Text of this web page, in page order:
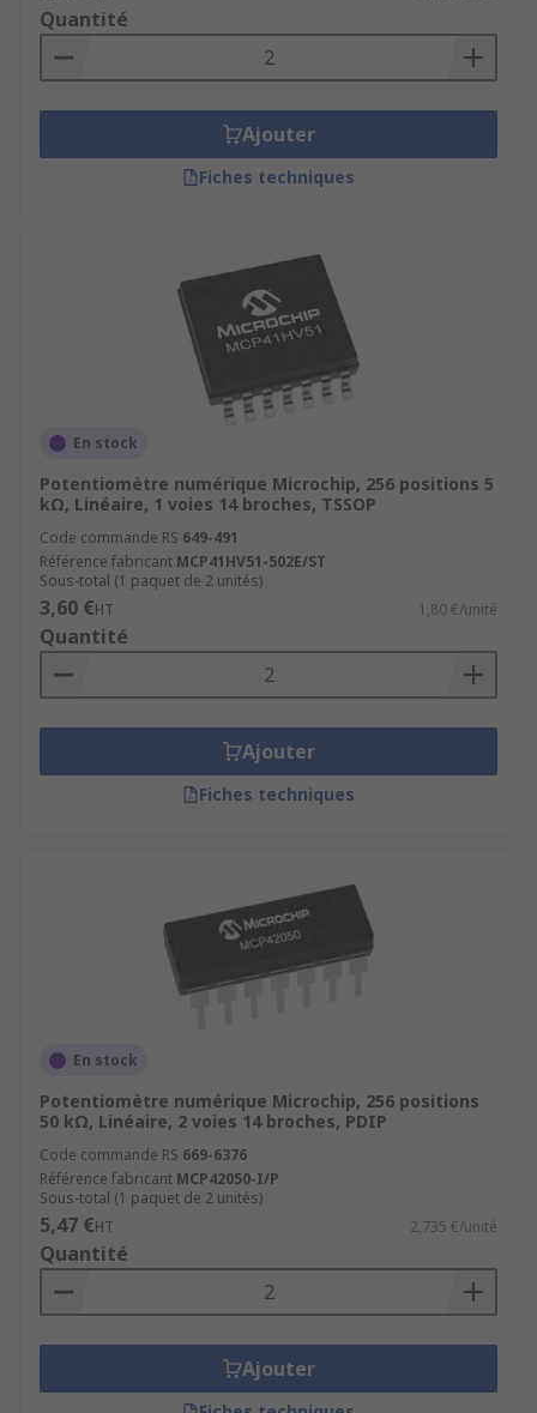
Quantité
Ajouter
Fiches techniques
En stock
Potentiomètre numérique Microchip, 256 positions 5
kΩ, Linéaire, 1 voies 14 broches, TSSOP
Code commande RS 649-491
Référence fabricant MCP41HV51-502E/ST
Sous-total (1 paquet de 2 unités)
3,60 €HT 1,80 €/unité
Quantité
Ajouter
Fiches techniques
En stock
Potentiomètre numérique Microchip, 256 positions
50 kΩ, Linéaire, 2 voies 14 broches, PDIP
Code commande RS 669-6376
Référence fabricant MCP42050-I/P
Sous-total (1 paquet de 2 unités)
5,47 €HT 2,735 €/unité
Quantité
Ajouter